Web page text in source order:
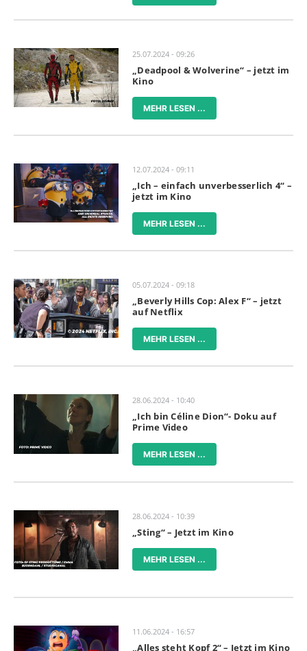
25.07.2024 - 09:26
„Deadpool & Wolverine“ – jetzt im
Kino
MEHR LESEN ...
12.07.2024 - 09:11
„Ich – einfach unverbesserlich 4“ –
jetzt im Kino
MEHR LESEN ...
05.07.2024 - 09:18
„Beverly Hills Cop: Alex F“ – jetzt
auf Netflix
MEHR LESEN ...
28.06.2024 - 10:40
„Ich bin Céline Dion“- Doku auf
Prime Video
MEHR LESEN ...
28.06.2024 - 10:39
„Sting“ – Jetzt im Kino
MEHR LESEN ...
11.06.2024 - 16:57
„Alles steht Kopf 2“ – Jetzt im Kino